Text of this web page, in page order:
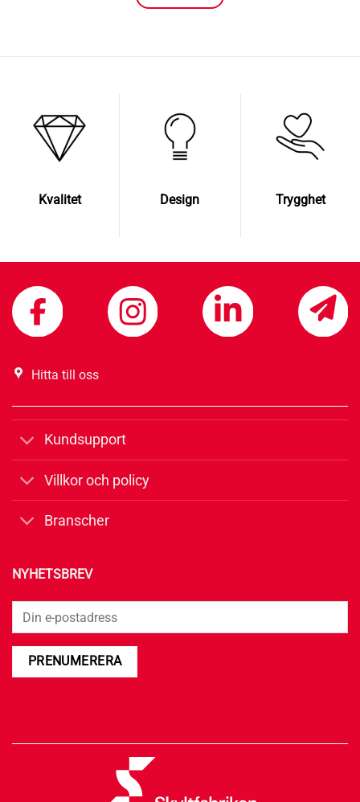
Kvalitet Design Trygghet
Hitta till oss
Kundsupport
Villkor och policy
Branscher
NYHETSBREV